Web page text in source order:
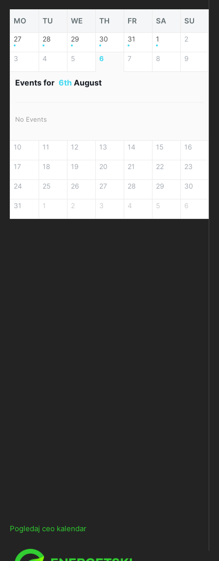
MO TU WE TH FR SA SU
27 28 29 30 31 1 2
3 4 5 6 7 8 9
Events for 6th August
No Events
10 11 12 13 14 15 16
17 18 19 20 21 22 23
24 25 26 27 28 29 30
31 1 2 3 4 5 6
Pogledaj ceo kalendar